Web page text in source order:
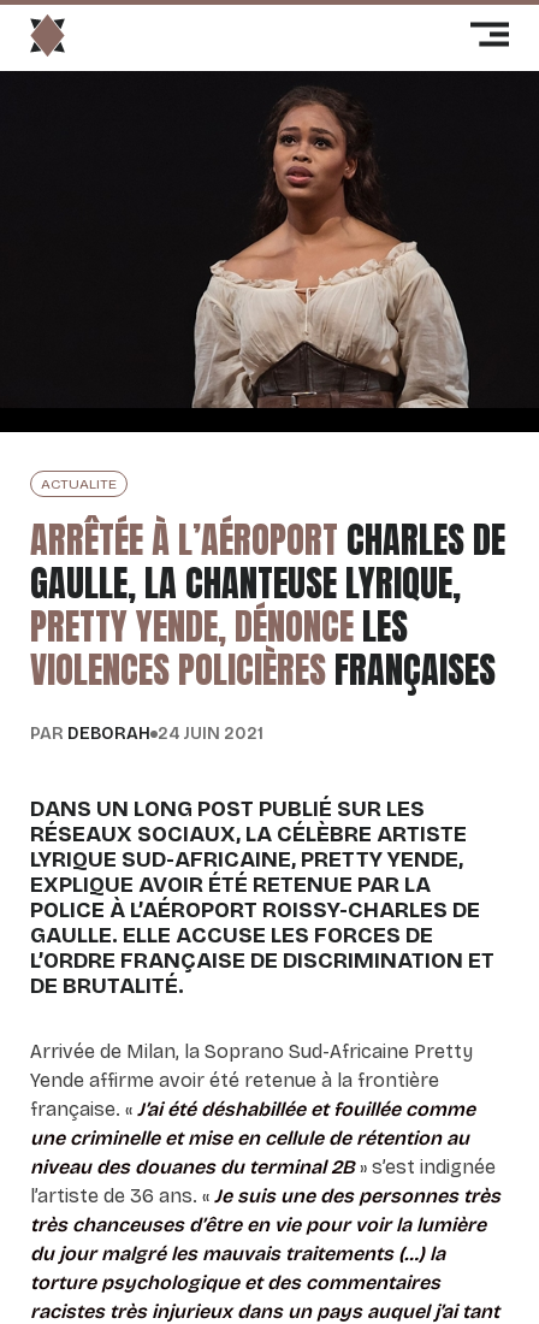
ACTUALITE
ARRÊTÉE À L’AÉROPORT CHARLES DE
GAULLE, LA CHANTEUSE LYRIQUE,
PRETTY YENDE, DÉNONCELES
VIOLENCES POLICIÈRESFRANÇAISES
PAR DEBORAH 24 JUIN 2021
DANS UN LONG POST PUBLIÉ SUR LES
RÉSEAUX SOCIAUX, LA CÉLÈBRE ARTISTE
LYRIQUE SUD-AFRICAINE, PRETTY YENDE,
EXPLIQUE AVOIR ÉTÉ RETENUE PAR LA
POLICE À L’AÉROPORT ROISSY-CHARLES DE
GAULLE. ELLE ACCUSE LES FORCES DE
L’ORDRE FRANÇAISE DE DISCRIMINATION ET
DE BRUTALITÉ.
Arrivée de Milan, la Soprano Sud-Africaine Pretty
Yende affirme avoir été retenue à la frontière
française. « J’ai été déshabillée et fouillée comme
une criminelle et mise en cellule de rétention au
niveau des douanes du terminal 2B» s’est indignée
l’artiste de 36 ans. « Je suis une des personnes très
très chanceuses d’être en vie pour voir la lumière
du jour malgré les mauvais traitements (…) la
torture psychologique et des commentaires
racistes très injurieux dans un pays auquel j’ai tant